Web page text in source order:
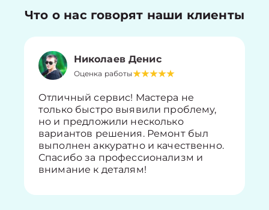
Что о нас говорят наши клиенты
Николаев Денис
Оценка работы
Отличный сервис! Мастера не
только быстро выявили проблему,
но и предложили несколько
вариантов решения. Ремонт был
выполнен аккуратно и качественно.
Спасибо за профессионализм и
внимание к деталям!